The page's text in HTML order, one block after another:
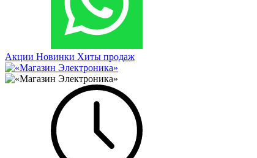
Акции Новинки Хиты продаж